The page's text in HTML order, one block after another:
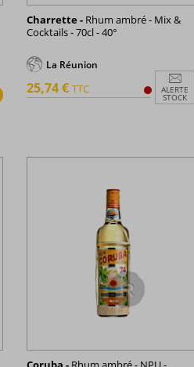
Charrette -Rhum ambré - Mix &
Cocktails - 70cl - 40°
La Réunion
ALERTE
STOCK
25,74 € TTC